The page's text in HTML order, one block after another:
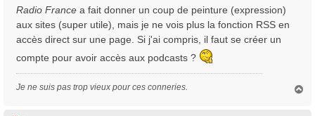
s
g
e
Radio France a fait donner un coup de peinture (expression)
aux sites (super utile), mais je ne vois plus la fonction RSS en
accès direct sur une page. Si j'ai compris, il faut se créer un
compte pour avoir accès aux podcasts ?
Je ne suis pas trop vieux pour ces conneries.